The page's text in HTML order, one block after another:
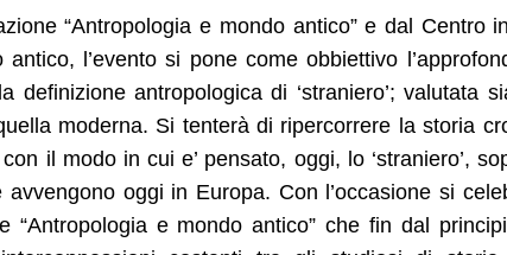
“Antropologia e mondo antico” e dal Centro
l’evento si pone come obbiettivo
definizione antropologica di ‘straniero’; valutata
moderna. Si tenterà di ripercorrere la storia
il modo in cui e’ pensato, oggi, lo ‘straniero’,
oggi in Europa. Con l’occasione si
“Antropologia e mondo antico” che fin dal